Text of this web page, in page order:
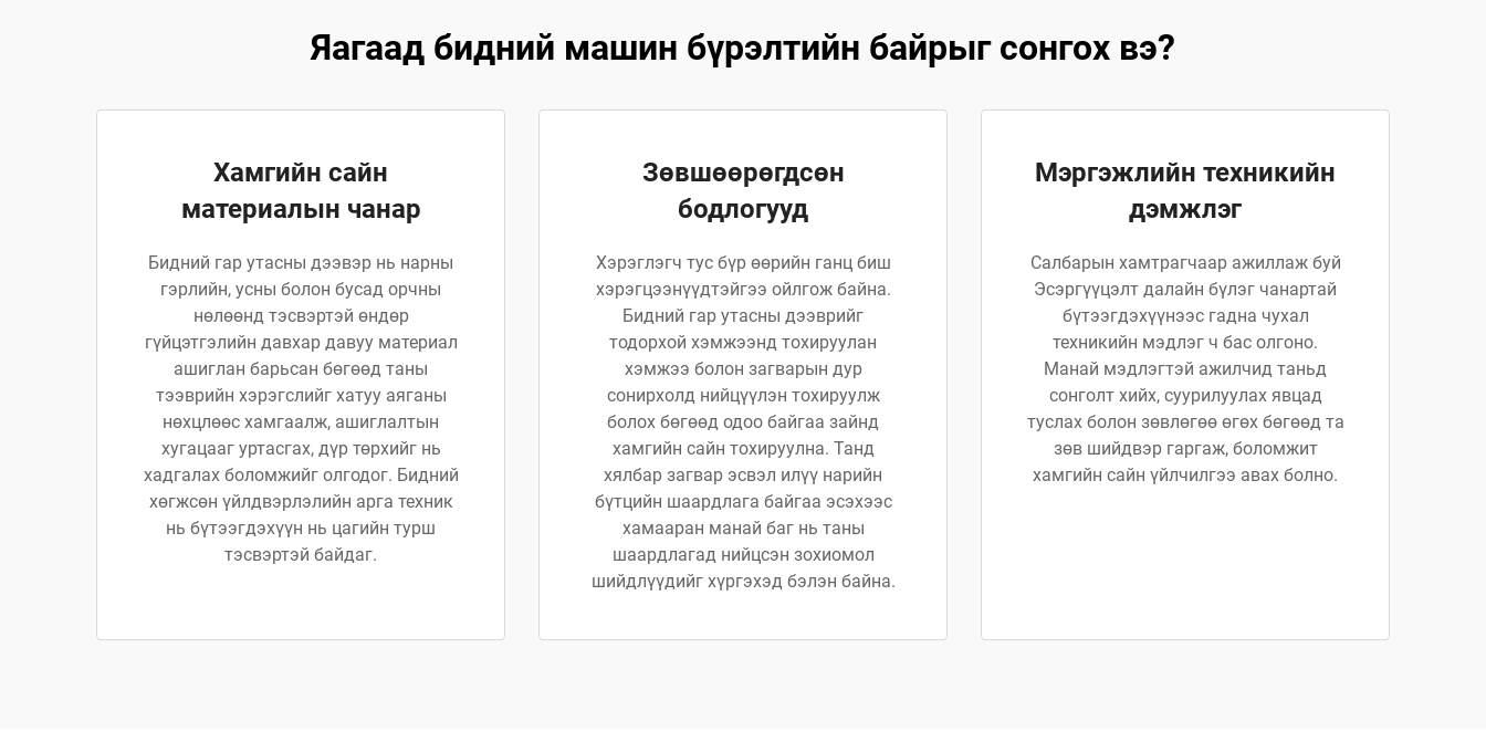
Яагаад бидний машин бүрэлтийн байрыг сонгох вэ?
Хамгийн сайн
материалын чанар
Бидний гар утасны дээвэр нь нарны
гэрлийн, усны болон бусад орчны
нөлөөнд тэсвэртэй өндөр
гүйцэтгэлийн давхар давуу материал
ашиглан барьсан бөгөөд таны
тээврийн хэрэгслийг хатуу аяганы
нөхцлөөс хамгаалж, ашиглалтын
хугацааг уртасгах, дүр төрхийг нь
хадгалах боломжийг олгодог. Бидний
хөгжсөн үйлдвэрлэлийн арга техник
нь бүтээгдэхүүн нь цагийн турш
тэсвэртэй байдаг.
Зөвшөөрөгдсөн
бодлогууд
Хэрэглэгч тус бүр өөрийн ганц биш
хэрэгцээнүүдтэйгээ ойлгож байна.
Бидний гар утасны дээврийг
тодорхой хэмжээнд тохируулан
хэмжээ болон загварын дур
сонирхолд нийцүүлэн тохируулж
болох бөгөөд одоо байгаа зайнд
хамгийн сайн тохируулна. Танд
хялбар загвар эсвэл илүү нарийн
бүтцийн шаардлага байгаа эсэхээс
хамааран манай баг нь таны
шаардлагад нийцсэн зохиомол
шийдлүүдийг хүргэхэд бэлэн байна.
Мэргэжлийн техникийн
дэмжлэг
Салбарын хамтрагчаар ажиллаж буй
Эсэргүүцэлт далайн бүлэг чанартай
бүтээгдэхүүнээс гадна чухал
техникийн мэдлэг ч бас олгоно.
Манай мэдлэгтэй ажилчид таньд
сонголт хийх, суурилуулах явцад
туслах болон зөвлөгөө өгөх бөгөөд та
зөв шийдвэр гаргаж, боломжит
хамгийн сайн үйлчилгээ авах болно.